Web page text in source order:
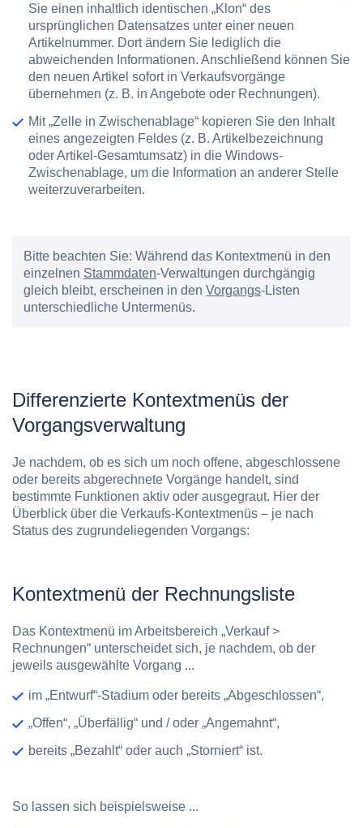
Sie einen inhaltlich identischen „Klon“ des
ursprünglichen Datensatzes unter einer neuen
Artikelnummer. Dort ändern Sie lediglich die
abweichenden Informationen. Anschließend können Sie
den neuen Artikel sofort in Verkaufsvorgänge
übernehmen (z. B. in Angebote oder Rechnungen).
Mit„Zelle in Zwischenablage“ kopieren Sie den Inhalt
eines angezeigten Feldes (z. B. Artikelbezeichnung
oder Artikel-Gesamtumsatz) in die Windows-
Zwischenablage, um die Information an anderer Stelle
weiterzuverarbeiten.
Bitte beachten Sie:Während das Kontextmenü in den
einzelnen Stammdaten-Verwaltungen durchgängig
gleich bleibt, erscheinen in denVorgangs-Listen
unterschiedliche Untermenüs.
Differenzierte Kontextmenüs der
Vorgangsverwaltung
Je nachdem, ob es sich um noch offene, abgeschlossene
oder bereits abgerechnete Vorgänge handelt, sind
bestimmte Funktionen aktiv oder ausgegraut. Hier der
Überblick über die Verkaufs-Kontextmenüs – je nach
Status des zugrundeliegenden Vorgangs:
Kontextmenü der Rechnungsliste
Das Kontextmenü im Arbeitsbereich „Verkauf >
Rechnungen“ unterscheidet sich, je nachdem, ob der
jeweils ausgewählte Vorgang ...
im „Entwurf“-Stadium oder bereits „Abgeschlossen“,
„Offen“, „Überfällig“ und / oder „Angemahnt“,
bereits „Bezahlt“ oder auch „Storniert“ ist.
So lassen sich beispielsweise ...